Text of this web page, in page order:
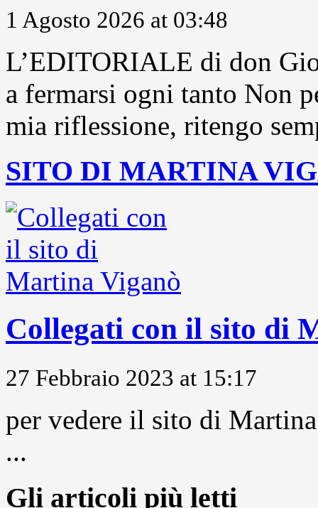
1 Agosto 2026 at 03:48
L’EDITORIALE di don
a fermarsi ogni tanto Non
mia riflessione, ritengo
SITO DI MARTINA
Collegati con il sito di
27 Febbraio 2023 at 15:17
per vedere il sito di
...
Gli articoli più letti